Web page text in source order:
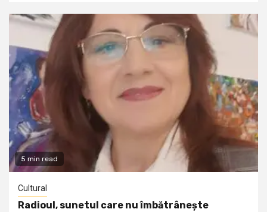
5 min read
Cultural
Radioul, sunetul care nu îmbătrânește